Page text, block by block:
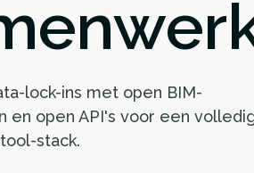
lock-ins met open BIM-
en open API's voor een
stack.